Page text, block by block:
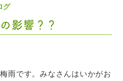
グ
影響？？
雨です。みなさんはいかがお